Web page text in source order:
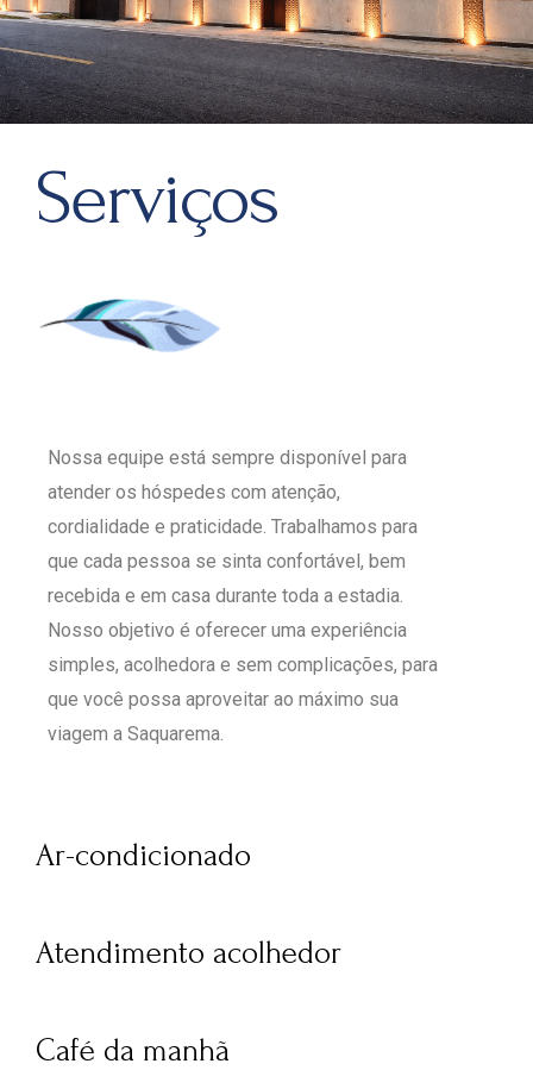
Serviços
Nossa equipe está sempre disponível para
atender os hóspedes com atenção,
cordialidade e praticidade. Trabalhamos para
que cada pessoa se sinta confortável, bem
recebida e em casa durante toda a estadia.
Nosso objetivo é oferecer uma experiência
simples, acolhedora e sem complicações, para
que você possa aproveitar ao máximo sua
viagem a Saquarema.
Ar-condicionado
Atendimento acolhedor
Café da manhã